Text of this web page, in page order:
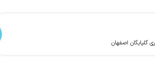
گلپایگان اصفهان